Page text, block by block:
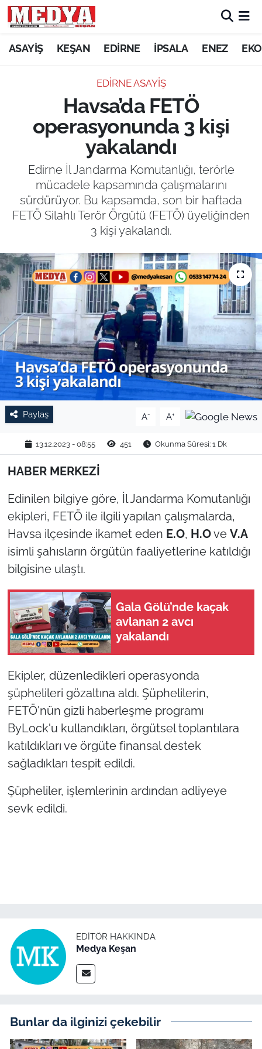
ASAYİŞ KEŞAN EDİRNE İPSALA ENEZ
EDİRNE ASAYİŞ
Havsa’da FETÖ
operasyonunda 3 kişi
yakalandı
Edirne İl Jandarma Komutanlığı, terörle
mücadele kapsamında çalışmalarını
sürdürüyor. Bu kapsamda, son bir haftada
FETÖ Silahlı Terör Örgütü (FETÖ) üyeliğinden
3 kişi yakalandı.
Paylaş A- A+
13.12.2023 - 08:55 451 Okunma Süresi: 1 Dk
HABER MERKEZİ
Edinilen bilgiye göre, İl Jandarma Komutanlığı
ekipleri, FETÖ ile ilgili yapılan çalışmalarda,
Havsa ilçesinde ikamet eden E.O, H.Ove V.A
isimli şahısların örgütün faaliyetlerine katıldığı
bilgisine ulaştı.
Gala Gölü’nde kaçak
avlanan 2 avcı
yakalandı
Ekipler, düzenledikleri operasyonda
şüphelileri gözaltına aldı. Şüphelilerin,
FETÖ'nün gizli haberleşme programı
ByLock'u kullandıkları, örgütsel toplantılara
katıldıkları ve örgüte finansal destek
sağladıkları tespit edildi.
Şüpheliler, işlemlerinin ardından adliyeye
sevk edildi.
EDITÖR HAKKINDA
Medya Keşan
Bunlar da ilginizi çekebilir
KEŞAN
SİYASET
GÜNDEM
EKONOMİ
EĞİTİM
TARIM VE HAYVANCILIK
KÜLTÜR SANAT
RESMİ İLAN
SPOR
YAŞAM
KIRKLARELİ
ÇANAKKALE
TÜRKİYE
Güvenlik
Genel
Politika
Flaş Haber
Dış Haberler
Magazin
İş Dünyası
Genel-A
Gündem-Eğitim